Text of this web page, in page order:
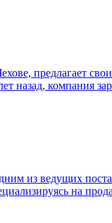
предлагает
назад, компания
из ведущих
на